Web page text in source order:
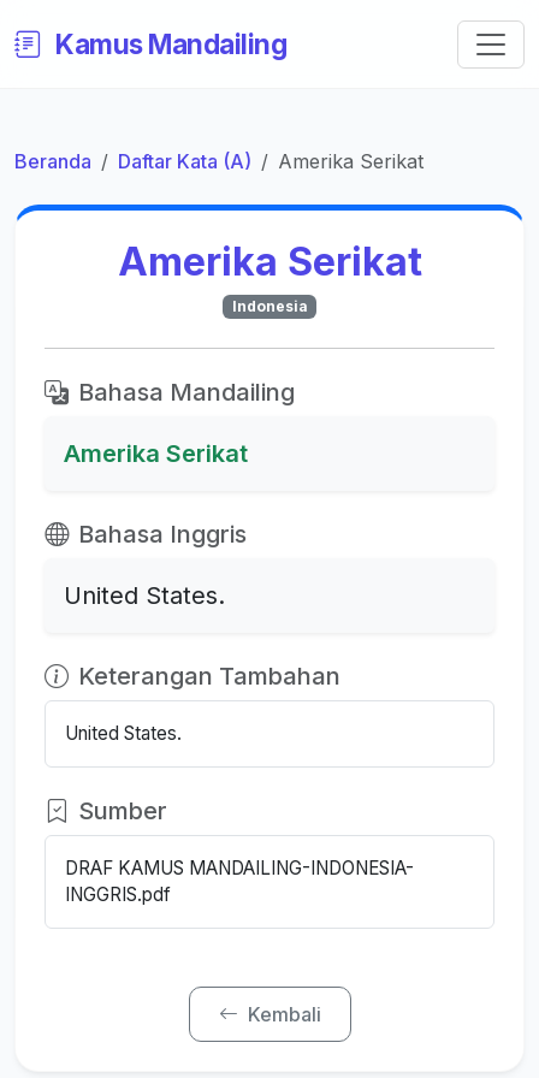
Kamus Mandailing
Beranda Daftar Kata (A) Amerika Serikat
Amerika Serikat
Indonesia
Bahasa Mandailing
Amerika Serikat
Bahasa Inggris
United States.
Keterangan Tambahan
United States.
Sumber
DRAF KAMUS MANDAILING-INDONESIA-
INGGRIS.pdf
Kembali